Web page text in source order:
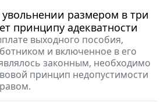
размером в три
принципу адекватности
выходного пособия,
и включенное в его
законным, необходимо
принцип недопустимости